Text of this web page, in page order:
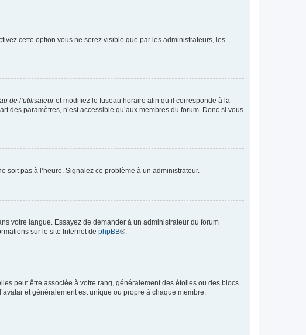
cette option vous ne serez visible que par les administrateurs, les
de l’utilisateuret modifiez le fuseau horaire afin qu’il corresponde à la
des paramètres, n’est accessible qu’aux membres du forum. Donc si vous
soit pas à l’heure. Signalez ce problème à un administrateur.
votre langue. Essayez de demander à un administrateur du forum
sur le site Internet de phpBB®.
peut être associée à votre rang, généralement des étoiles ou des blocs
et généralement est unique ou propre à chaque membre.